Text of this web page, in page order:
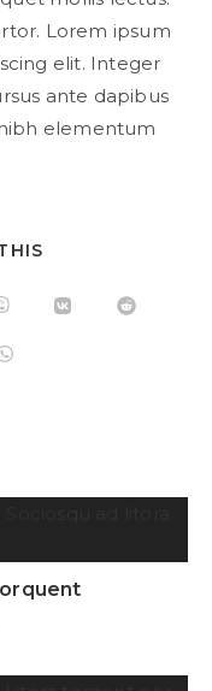
Lorem ipsum
elit. Integer
ante dapibus
elementum